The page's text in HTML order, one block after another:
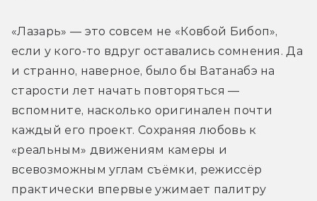
«Лазарь» — это совсем не «Ковбой Бибоп»,
если у кого-то вдруг оставались сомнения. Да
и странно, наверное, было бы Ватанабэ на
старости лет начать повторяться —
вспомните, насколько оригинален почти
каждый его проект. Сохраняя любовь к
«реальным» движениям камеры и
всевозможным углам съёмки, режиссёр
практически впервые ужимает палитру